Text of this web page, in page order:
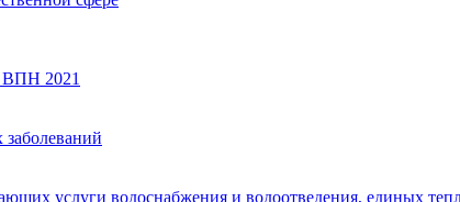
ВПН 2021
услуги водоснабжения и водоотведения, единых